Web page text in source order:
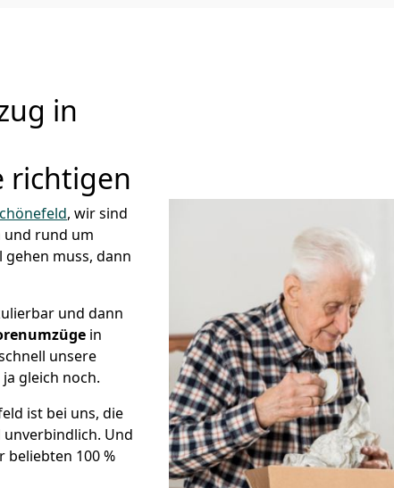
in
richtigen
, wir sind
und rund um
gehen muss, dann
und dann
in
unsere
gleich noch.
ist bei uns, die
Und
beliebten 100 %